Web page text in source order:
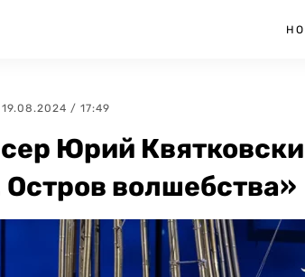
| 19.08.2024 / 17:49
Юрий
Остров волшебства»